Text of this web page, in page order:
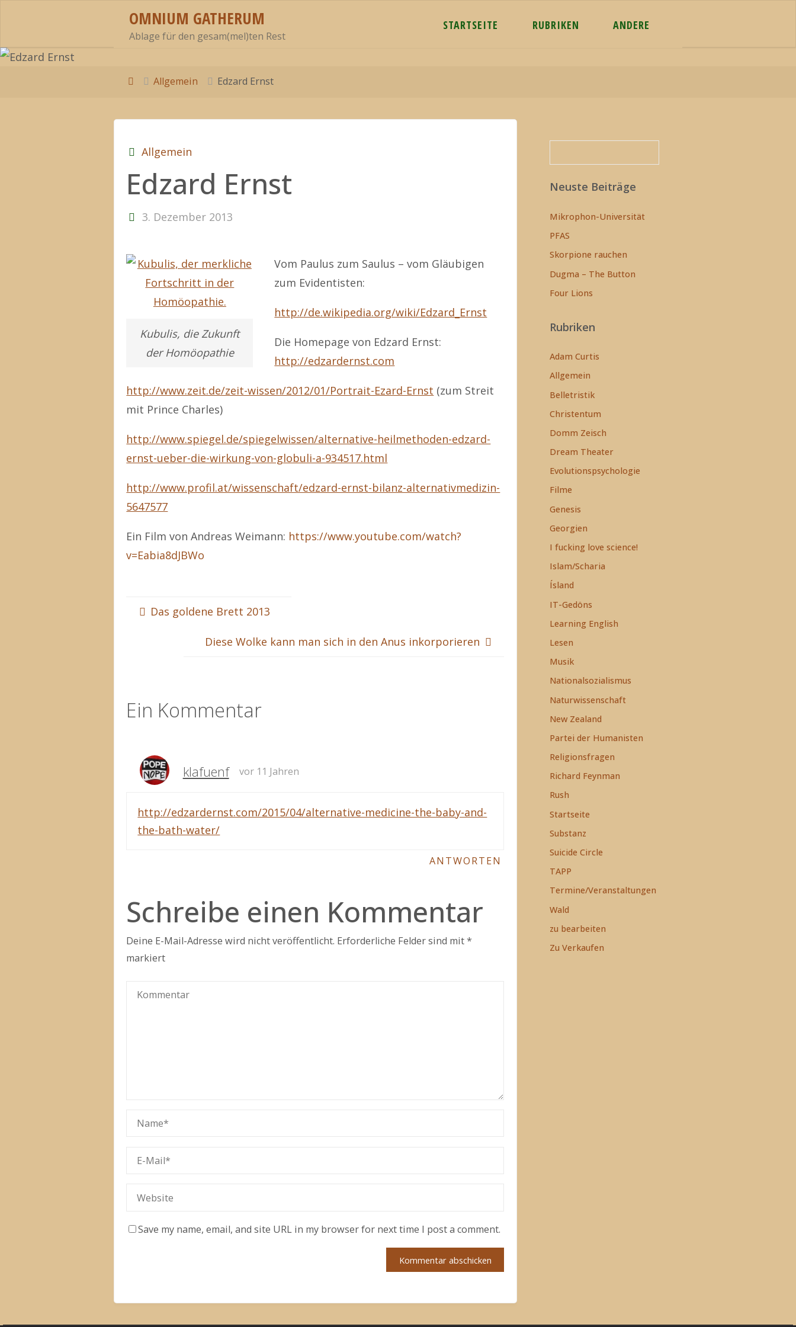
springen
OMNIUM GATHERUM
Ablage für den gesam(mel)ten Rest
STARTSEITE RUBRIKEN ANDERE
StartAllgemein Edzard Ernst
Allgemein
Edzard Ernst
3. Dezember 2013
Kubulis, die Zukunft
der Homöopathie
Vom Paulus zum Saulus – vom Gläubigen
zum Evidentisten:
http://de.wikipedia.org/wiki/Edzard_Ernst
Die Homepage von Edzard Ernst:
http://edzardernst.com
http://www.zeit.de/zeit-wissen/2012/01/Portrait-Ezard-Ernst (zum Streit
mit Prince Charles)
http://www.spiegel.de/spiegelwissen/alternative-heilmethoden-edzard-
ernst-ueber-die-wirkung-von-globuli-a-934517.html
http://www.profil.at/wissenschaft/edzard-ernst-bilanz-alternativmedizin-
5647577
Ein Film von Andreas Weimann: https://www.youtube.com/watch?
v=Eabia8dJBWo
Das goldene Brett 2013
Diese Wolke kann man sich in den Anus inkorporieren
Ein Kommentar
klafuenf vor 11 Jahren
http://edzardernst.com/2015/04/alternative-medicine-the-baby-and-
the-bath-water/
ANTWORTEN
Schreibe einen Kommentar
Deine E-Mail-Adresse wird nicht veröffentlicht. Erforderliche Felder sind mit*
markiert
Save my name, email, and site URL in my browser for next time I post a comment.
Neuste Beiträge
Mikrophon-Universität
PFAS
Skorpione rauchen
Dugma – The Button
Four Lions
Rubriken
Adam Curtis
Allgemein
Belletristik
Christentum
Domm Zeisch
Dream Theater
Evolutionspsychologie
Filme
Genesis
Georgien
I fucking love science!
Islam/Scharia
Ísland
IT-Gedöns
Learning English
Lesen
Musik
Nationalsozialismus
Naturwissenschaft
New Zealand
Partei der Humanisten
Religionsfragen
Richard Feynman
Rush
Startseite
Substanz
Suicide Circle
TAPP
Termine/Veranstaltungen
Wald
zu bearbeiten
Zu Verkaufen